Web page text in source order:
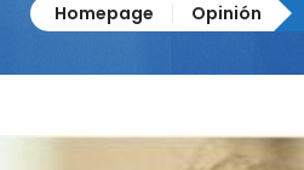
Homepage Opinión